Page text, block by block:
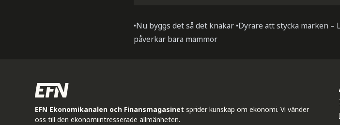
•Nu byggs det så det knakar •Dyrare att stycka marken
påverkar bara mammor
EFN Ekonomikanalen och Finansmagasinet sprider kunskap om ekonomi. Vi vänder
oss till den ekonomiintresserade allmänheten.